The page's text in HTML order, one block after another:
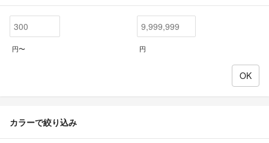
円〜 円
カラーで絞り込み